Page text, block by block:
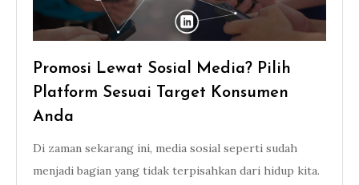
Promosi Lewat Sosial Media? Pilih
Platform Sesuai Target Konsumen
Anda
Di zaman sekarang ini, media sosial seperti sudah
menjadi bagian yang tidak terpisahkan dari hidup kita.